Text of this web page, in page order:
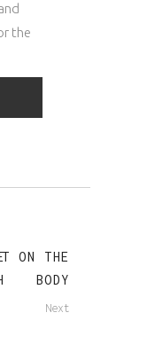
the
ON THE
BODY
Next